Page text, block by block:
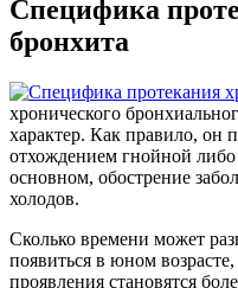
Специфика
бронхита
хронического
характер. Как правило, он
отхождением гнойной
основном, обострение
холодов.
Сколько времени может
появиться в юном
проявления становятся